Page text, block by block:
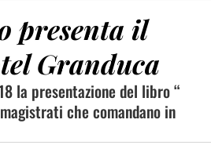
presenta il
Granduca
la presentazione del libro “
che comandano in